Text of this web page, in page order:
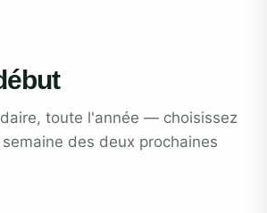
toute l'année — choisissez
des deux prochaines